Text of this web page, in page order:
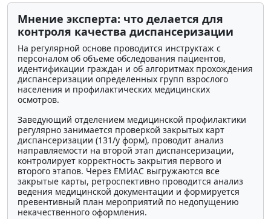
Мнение эксперта: что делается для
контроля качества диспансеризации
На регулярной основе проводится инструктаж с
персоналом об объеме обследования пациентов,
идентификации граждан и об алгоритмах прохождения
диспансеризации определенных групп взрослого
населения и профилактических медицинских
осмотров.
Заведующий отделением медицинской профилактики
регулярно занимается проверкой закрытых карт
диспансеризации (131/у форм), проводит анализ
направляемости на второй этап диспансеризации,
контролирует корректность закрытия первого и
второго этапов. Через ЕМИАС выгружаются все
закрытые карты, ретроспективно проводится анализ
ведения медицинской документации и формируется
превентивный план мероприятий по недопущению
некачественного оформления.